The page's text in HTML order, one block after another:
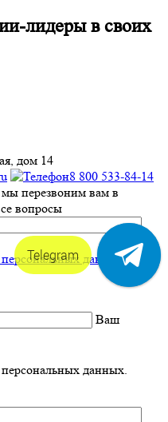
лидеры в своих
дом 14
8 800 533-84-14
перезвоним вам в
вопросы
персональных данных.
Ваш
данных.
Telegram